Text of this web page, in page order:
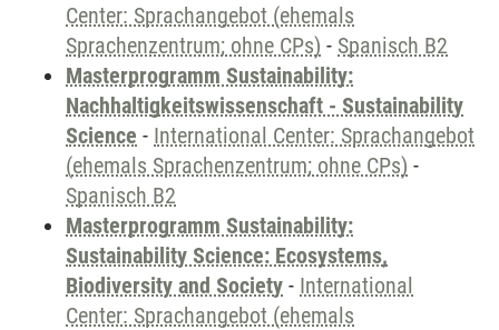
Center: Sprachangebot (ehemals
Sprachenzentrum; ohne CPs) - Spanisch B2
Masterprogramm Sustainability:
Nachhaltigkeitswissenschaft - Sustainability
Science - International Center: Sprachangebot
(ehemals Sprachenzentrum; ohne CPs) -
Spanisch B2
Masterprogramm Sustainability:
Sustainability Science: Ecosystems,
Biodiversity and Society - International
Center: Sprachangebot (ehemals